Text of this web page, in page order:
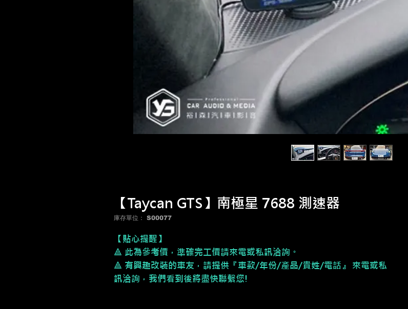
【Taycan GTS】南極星 7688 測速器
庫存單位： S00077
【貼心提醒】
🔺 此為參考價， 準確完工價請來電或私訊洽詢。
🔺 有興趣改裝的車友，請提供『車款/年份/產品/貴姓/電話』 來電或私
訊洽詢，我們看到後將盡快聯繫您!